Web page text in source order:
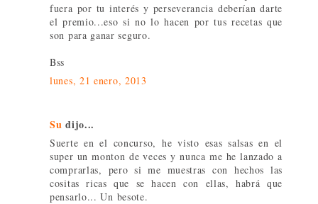
fuera por tu interés y perseverancia deberían darte
el premio...eso si no lo hacen por tus recetas que
son para ganar seguro.
Bss
lunes, 21 enero, 2013
Su dijo...
Suerte en el concurso, he visto esas salsas en el
super un monton de veces y nunca me he lanzado a
comprarlas, pero si me muestras con hechos las
cositas ricas que se hacen con ellas, habrá que
pensarlo... Un besote.